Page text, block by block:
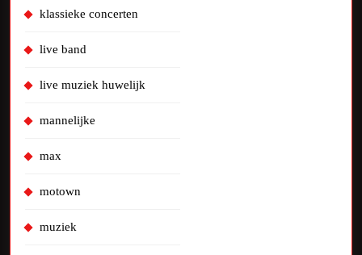
klassieke concerten
live band
live muziek huwelijk
mannelijke
max
motown
muziek